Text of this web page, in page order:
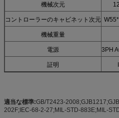
機械次元
コントローラーのキャビネット次元
機械重量
電源 3PH
証明
適当な標準:GB/T2423-
202F;IEC-68-2-27;MIL-STD-883E;MIL-